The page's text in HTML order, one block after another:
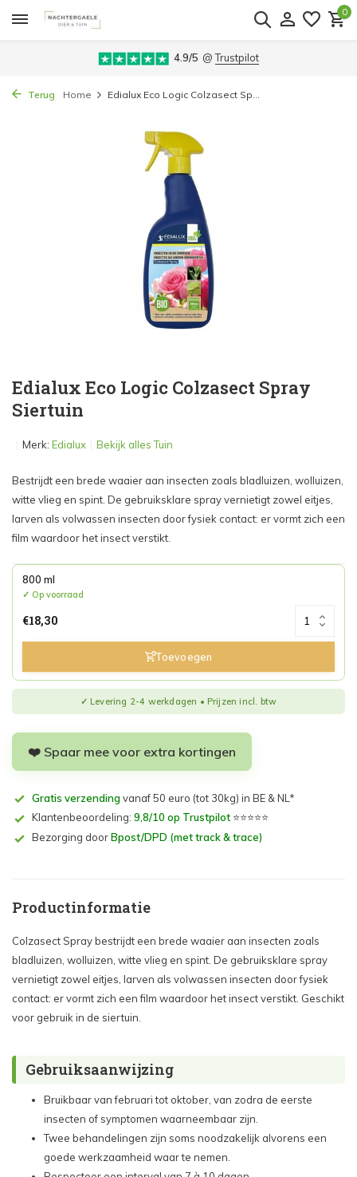
0
4.9/5 @Trustpilot
Terug Home Edialux Eco Logic Colzasect Sp...
Edialux Eco Logic Colzasect Spray
Siertuin
Merk: Edialux Bekijk alles Tuin
Bestrijdt een brede waaier aan insecten zoals bladluizen, wolluizen,
witte vlieg en spint. De gebruiksklare spray vernietigt zowel eitjes,
larven als volwassen insecten door fysiek contact: er vormt zich een
film waardoor het insect verstikt.
800 ml
Op voorraad
€18,30
❤️ Spaar mee voor extra kortingen
Gratis verzending vanaf 50 euro (tot 30kg) in BE & NL*
Klantenbeoordeling: 9,8/10 op Trustpilot ⭐⭐⭐⭐⭐
Bezorging doorBpost/DPD (met track & trace)
Productinformatie
Colzasect Spray bestrijdt een brede waaier aan insecten zoals
bladluizen, wolluizen, witte vlieg en spint. De gebruiksklare spray
vernietigt zowel eitjes, larven als volwassen insecten door fysiek
contact: er vormt zich een film waardoor het insect verstikt. Geschikt
voor gebruik in de siertuin.
Gebruiksaanwijzing
Bruikbaar van februari tot oktober, van zodra de eerste
insecten of symptomen waarneembaar zijn.
Twee behandelingen zijn soms noodzakelijk alvorens een
goede werkzaamheid waar te nemen.